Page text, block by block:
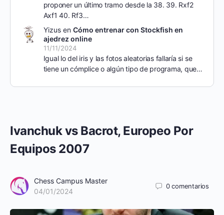
Ivanchuk vs Bacrot, Europeo Por
Equipos 2007
Chess Campus Master
04/01/2024
0comentarios
proponer un último tramo desde la 38. 39. Rxf2
Axf1 40. Rf3…
Yizusen Cómo entrenar con Stockfish en
ajedrez online
11/11/2024
Igual lo del iris y las fotos aleatorias fallaría si se
tiene un cómplice o algún tipo de programa, que…